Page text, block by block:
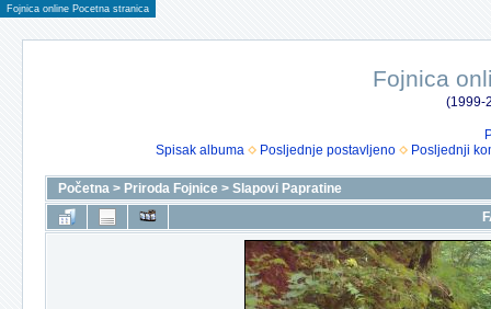
Fojnica online Pocetna stranica
Fojnica
(1999-
Spisak albuma
Posljednje postavljeno Posljednji
Početna > Priroda Fojnice > Slapovi Papratine